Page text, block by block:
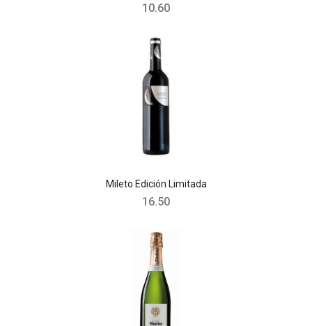
10.60
Mileto Edición Limitada
16.50